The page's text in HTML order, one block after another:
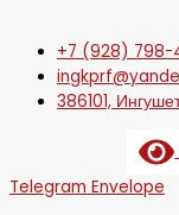
+7 (928) 798-
386101,
Telegram Envelope